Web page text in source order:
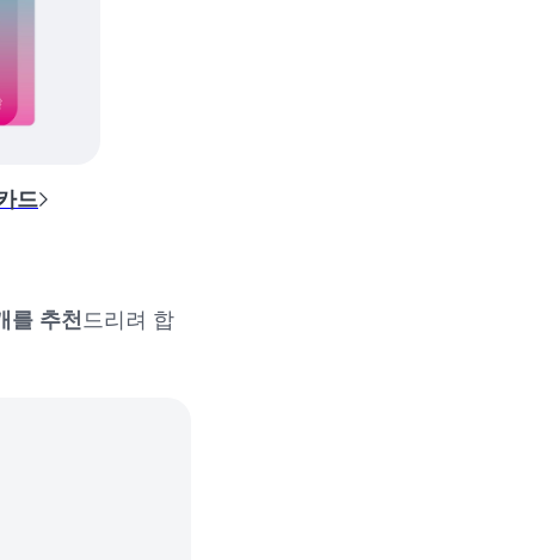
드
를 추천 드리려 합